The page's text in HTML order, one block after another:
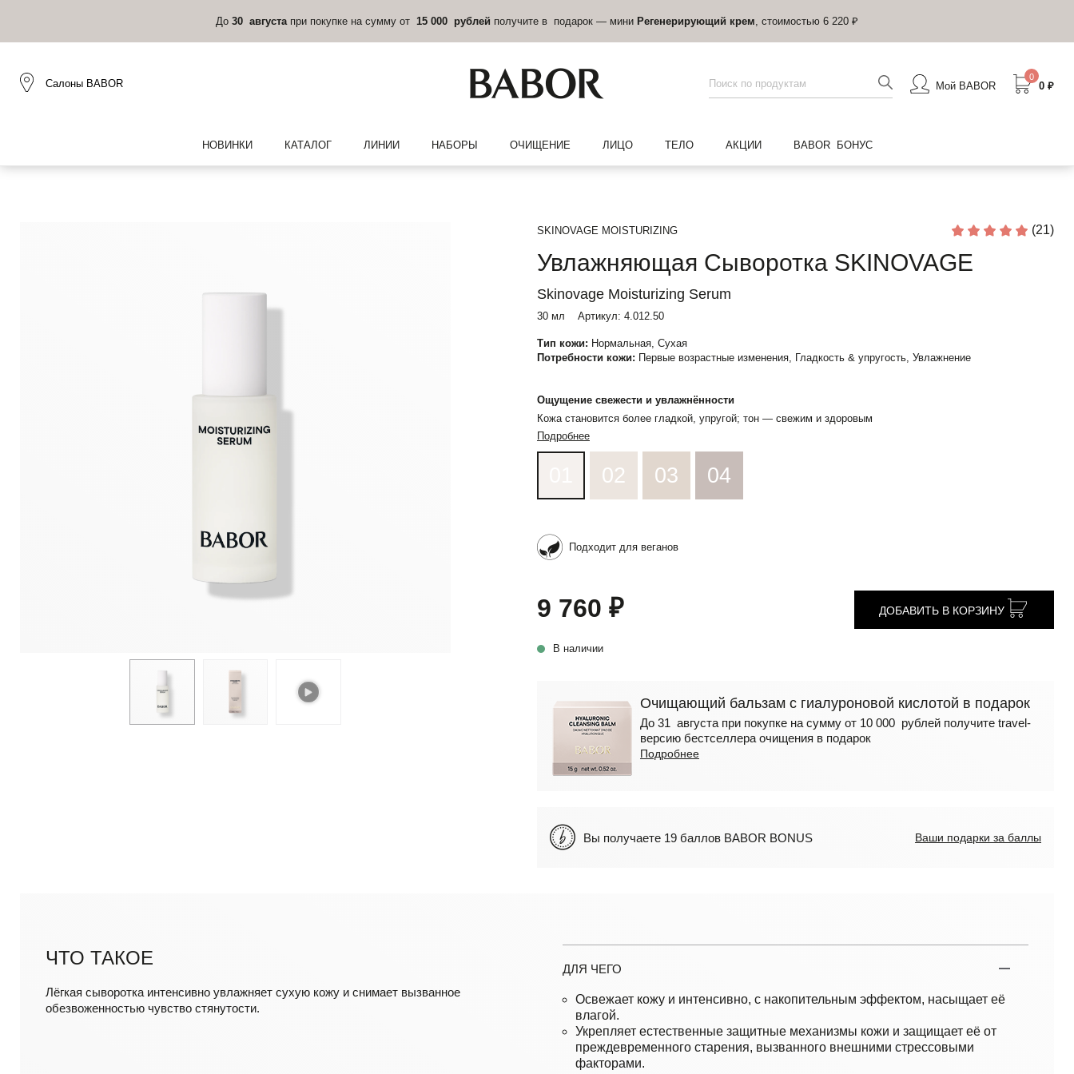
До 30 августа при покупке на сумму от 15 000 рублей получите в подарок — мини Регенерирующий крем , стоимостью 6 220 ₽
Салоны BABOR Мой BABOR
0
0 ₽
НОВИНКИ КАТАЛОГ ЛИНИИ НАБОРЫ ОЧИЩЕНИЕ ЛИЦО ТЕЛО АКЦИИ BABOR БОНУС
SKINOVAGE MOISTURIZING (21)
Увлажняющая Сыворотка SKINOVAGE
Skinovage Moisturizing Serum
30 мл Артикул: 4.012.50
Тип кожи: Нормальная, Сухая
Потребности кожи: Первые возрастные изменения, Гладкость & упругость, Увлажнение
Ощущение свежести и увлажнённости
Кожа становится более гладкой, упругой; тон — свежим и здоровым
Подробнее
02 03 04
Подходит для веганов
9 760 ₽
В наличии
ДОБАВИТЬ В КОРЗИНУ
Очищающий бальзам с гиалуроновой кислотой в подарок
До 31 августа при покупке на сумму от 10 000 рублей получите travel-
версию бестселлера очищения в подарок
Подробнее
Вы получаете 19 баллов BABOR BONUS Ваши подарки за баллы
ЧТО ТАКОЕ
Лёгкая сыворотка интенсивно увлажняет сухую кожу и снимает вызванное
обезвоженностью чувство стянутости.
ДЛЯ ЧЕГО
Освежает кожу и интенсивно, с накопительным эффектом, насыщает её
влагой.
Укрепляет естественные защитные механизмы кожи и защищает её от
преждевременного старения, вызванного внешними стрессовыми
факторами.